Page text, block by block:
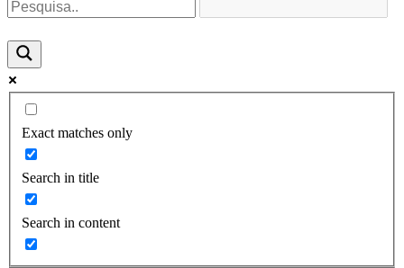
Exact matches only
Search in title
Search in content